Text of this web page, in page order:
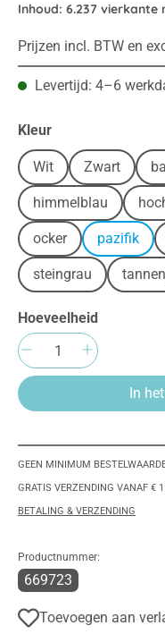
Inhoud: 6.237 vierkante
Prijzen incl. BTW en
Levertijd: 4–6
Selecteer
Kleur
Wit Zwart
himmelblau
ocker pazifik
steingrau
Hoeveelheid
In
GEEN MINIMUM
GRATIS VERZENDING VANAF €
BETALING & VERZENDING
Productnummer:
669723
Toevoegen aan